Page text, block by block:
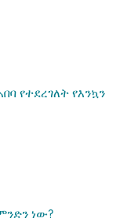
የተደረገለት የእንኳን
ነው?